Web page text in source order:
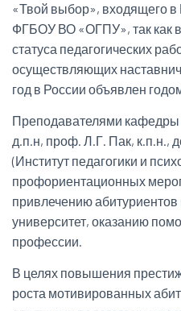
«Твой выбор», входящего
ФГБОУ ВО «ОГПУ», так как
статуса педагогических
осуществляющих
год в России объявлен
Преподавателями кафедры
д.п.н, проф. Л.Г. Пак, к.п.н.,
(Институт педагогики и
профориентационных
привлечению абитуриентов
университет, оказанию
профессии.
В целях повышения
роста мотивированных